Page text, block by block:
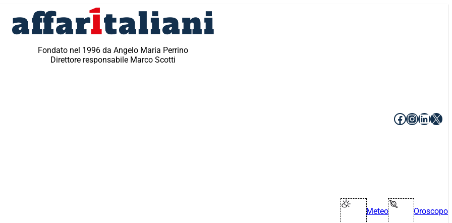
Fondato nel 1996 da Angelo Maria Perrino
Direttore responsabile Marco Scotti
Facebook
X
Meteo Oroscopo